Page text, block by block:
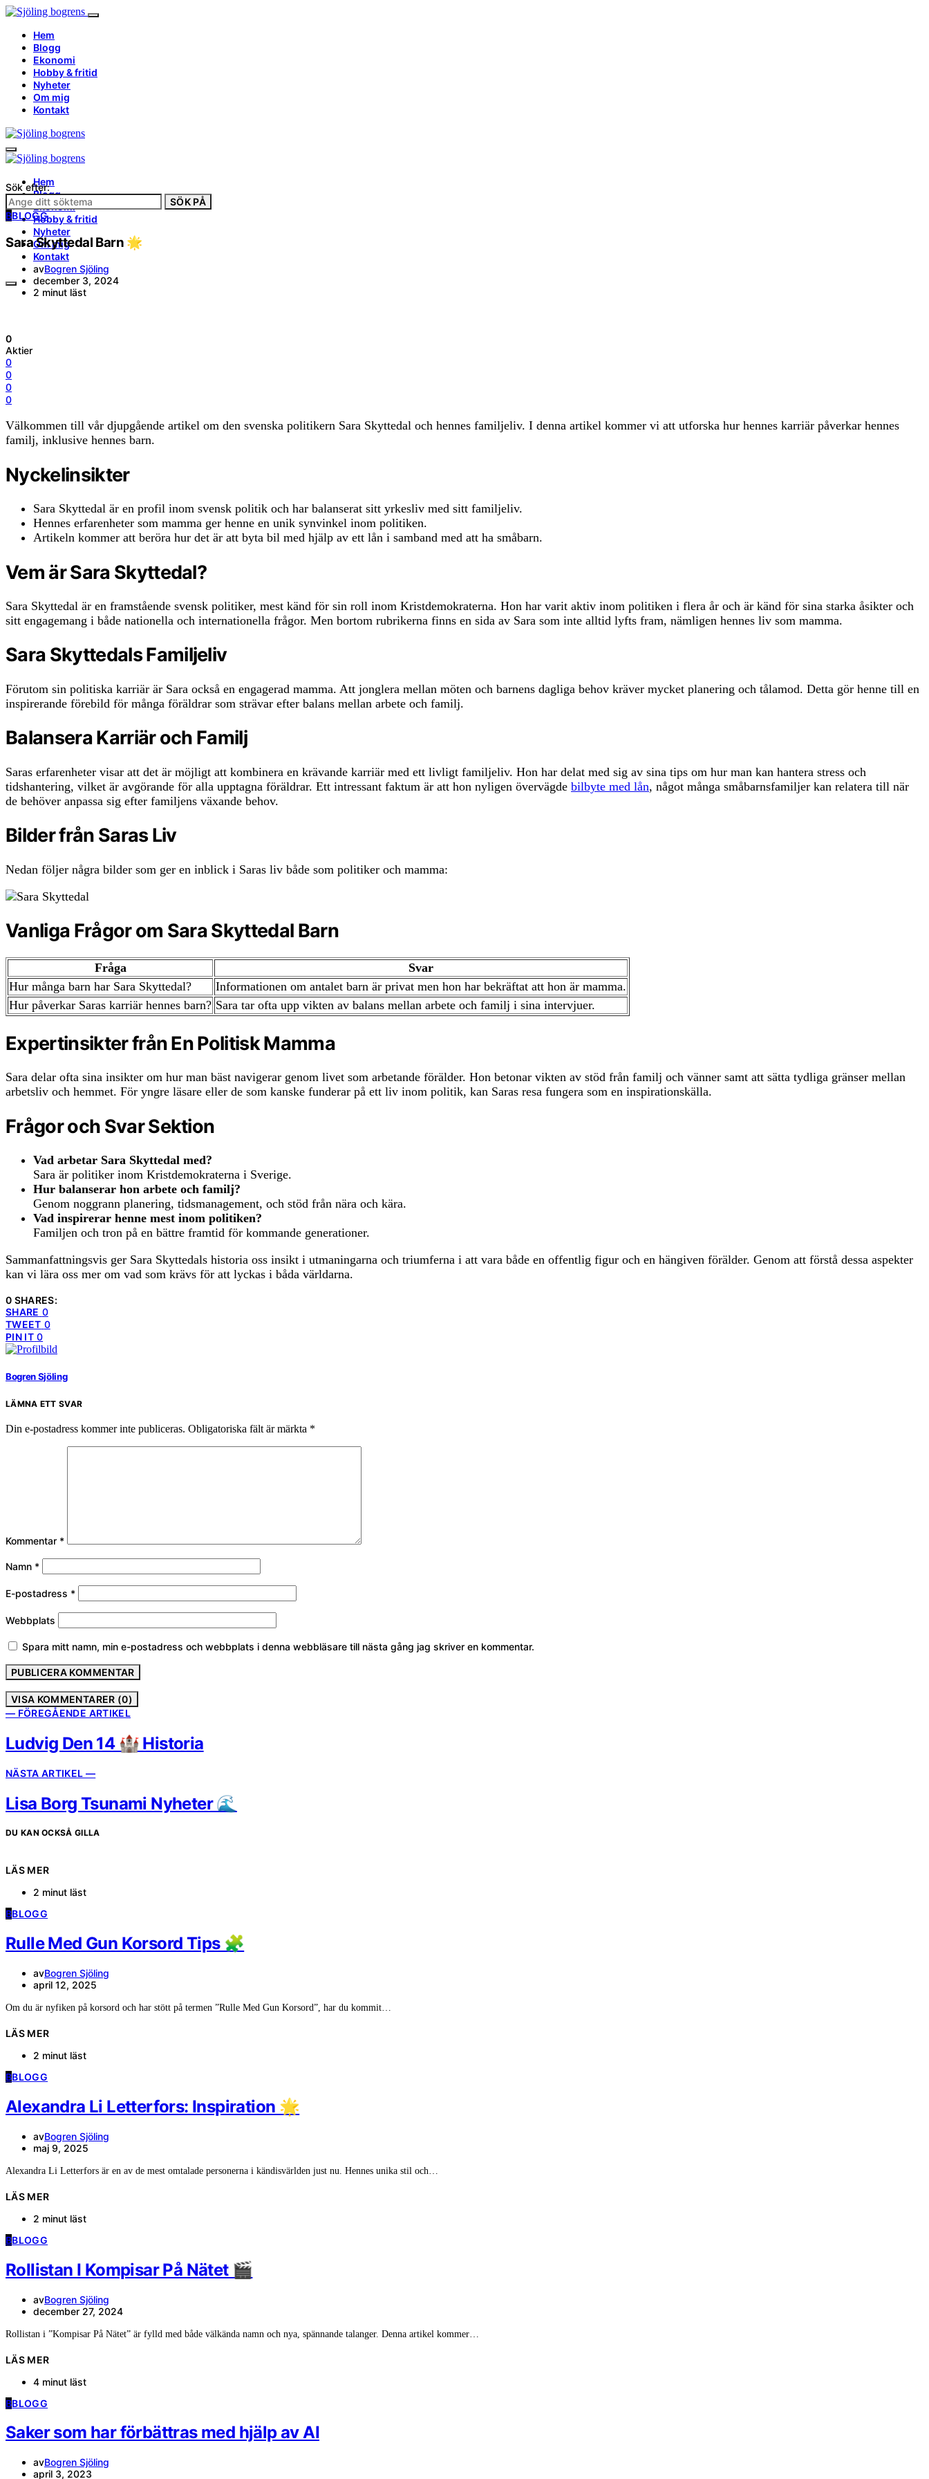
Hem
Blogg
Ekonomi
Hobby & fritid
Nyheter
Om mig
Kontakt
Hem
Blogg
Ekonomi
Hobby & fritid
Nyheter
Om mig
Kontakt
Sök efter:
SÖK PÅ
BBLOGG
Sara Skyttedal Barn 🌟
avBogren Sjöling
december 3, 2024
2 minut läst
0
Aktier
0
0
0
0
Välkommen till vår djupgående artikel om den svenska politikern Sara Skyttedal och hennes familjeliv. I denna artikel kommer vi att utforska hur hennes karriär påverkar hennes
familj, inklusive hennes barn.
Nyckelinsikter
Sara Skyttedal är en profil inom svensk politik och har balanserat sitt yrkesliv med sitt familjeliv.
Hennes erfarenheter som mamma ger henne en unik synvinkel inom politiken.
Artikeln kommer att beröra hur det är att byta bil med hjälp av ett lån i samband med att ha småbarn.
Vem är Sara Skyttedal?
Sara Skyttedal är en framstående svensk politiker, mest känd för sin roll inom Kristdemokraterna. Hon har varit aktiv inom politiken i flera år och är känd för sina starka åsikter och
sitt engagemang i både nationella och internationella frågor. Men bortom rubrikerna finns en sida av Sara som inte alltid lyfts fram, nämligen hennes liv som mamma.
Sara Skyttedals Familjeliv
Förutom sin politiska karriär är Sara också en engagerad mamma. Att jonglera mellan möten och barnens dagliga behov kräver mycket planering och tålamod. Detta gör henne till en
inspirerande förebild för många föräldrar som strävar efter balans mellan arbete och familj.
Balansera Karriär och Familj
Saras erfarenheter visar att det är möjligt att kombinera en krävande karriär med ett livligt familjeliv. Hon har delat med sig av sina tips om hur man kan hantera stress och
tidshantering, vilket är avgörande för alla upptagna föräldrar. Ett intressant faktum är att hon nyligen övervägde bilbyte med lån, något många småbarnsfamiljer kan relatera till när
de behöver anpassa sig efter familjens växande behov.
Bilder från Saras Liv
Nedan följer några bilder som ger en inblick i Saras liv både som politiker och mamma:
Vanliga Frågor om Sara Skyttedal Barn
Fråga
Svar
Hur många barn har Sara Skyttedal?
Informationen om antalet barn är privat men hon har bekräftat att hon är mamma.
Hur påverkar Saras karriär hennes barn? Sara tar ofta upp vikten av balans mellan arbete och familj i sina intervjuer.
Expertinsikter från En Politisk Mamma
Sara delar ofta sina insikter om hur man bäst navigerar genom livet som arbetande förälder. Hon betonar vikten av stöd från familj och vänner samt att sätta tydliga gränser mellan
arbetsliv och hemmet. För yngre läsare eller de som kanske funderar på ett liv inom politik, kan Saras resa fungera som en inspirationskälla.
Frågor och Svar Sektion
Vad arbetar Sara Skyttedal med?
Sara är politiker inom Kristdemokraterna i Sverige.
Hur balanserar hon arbete och familj?
Genom noggrann planering, tidsmanagement, och stöd från nära och kära.
Vad inspirerar henne mest inom politiken?
Familjen och tron på en bättre framtid för kommande generationer.
Sammanfattningsvis ger Sara Skyttedals historia oss insikt i utmaningarna och triumferna i att vara både en offentlig figur och en hängiven förälder. Genom att förstå dessa aspekter
kan vi lära oss mer om vad som krävs för att lyckas i båda världarna.
0 SHARES:
SHARE 0
TWEET 0
PIN IT 0
Bogren Sjöling
LÄMNA ETT SVAR
Din e-postadress kommer inte publiceras. Obligatoriska fält är märkta *
Kommentar *
Namn *
E-postadress *
Webbplats
Spara mitt namn, min e-postadress och webbplats i denna webbläsare till nästa gång jag skriver en kommentar.
VISA KOMMENTARER (0)
— FÖREGÅENDE ARTIKEL
Ludvig Den 14 🏰 Historia
NÄSTA ARTIKEL —
Lisa Borg Tsunami Nyheter 🌊
DU KAN OCKSÅ GILLA
LÄS MER
2 minut läst
BBLOGG
Rulle Med Gun Korsord Tips 🧩
avBogren Sjöling
april 12, 2025
Om du är nyfiken på korsord och har stött på termen ”Rulle Med Gun Korsord”, har du kommit…
LÄS MER
2 minut läst
BBLOGG
Alexandra Li Letterfors: Inspiration 🌟
avBogren Sjöling
maj 9, 2025
Alexandra Li Letterfors är en av de mest omtalade personerna i kändisvärlden just nu. Hennes unika stil och…
LÄS MER
2 minut läst
BBLOGG
Rollistan I Kompisar På Nätet 🎬
avBogren Sjöling
december 27, 2024
Rollistan i ”Kompisar På Nätet” är fylld med både välkända namn och nya, spännande talanger. Denna artikel kommer…
LÄS MER
4 minut läst
BBLOGG
Saker som har förbättras med hjälp av AI
avBogren Sjöling
april 3, 2023